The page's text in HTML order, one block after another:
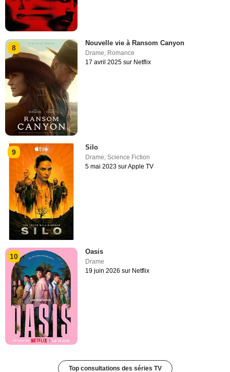
8
Nouvelle vie à Ransom Canyon
Drame Romance
17 avril 2025 sur Netflix
9
Silo
Drame,Science Fiction
5 mai 2023 sur Apple TV
10
Oasis
Drame
19 juin 2026 sur Netflix
Top consultations des séries TV